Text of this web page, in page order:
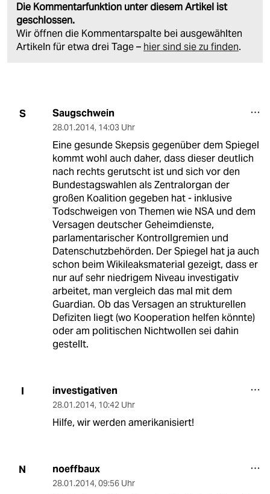
Die Kommentarfunktion unter diesem Artikel ist
geschlossen.
Wir öffnen die Kommentarspalte bei ausgewählten
Artikeln für etwa drei Tage – hier sind sie zu finden.
S Saugschwein
28.01.2014, 14:03 Uhr
Eine gesunde Skepsis gegenüber dem Spiegel
kommt wohl auch daher, dass dieser deutlich
nach rechts gerutscht ist und sich vor den
Bundestagswahlen als Zentralorgan der
großen Koalition gegeben hat - inklusive
Todschweigen von Themen wie NSA und dem
Versagen deutscher Geheimdienste,
parlamentarischer Kontrollgremien und
Datenschutzbehörden. Der Spiegel hat ja auch
schon beim Wikileaksmaterial gezeigt, dass er
nur auf sehr niedrigem Niveau investigativ
arbeitet, man vergleich das mal mit dem
Guardian. Ob das Versagen an strukturellen
Defiziten liegt (wo Kooperation helfen könnte)
oder am politischen Nichtwollen sei dahin
gestellt.
I investigativen
28.01.2014, 10:42 Uhr
Hilfe, wir werden amerikanisiert!
N noeffbaux
28.01.2014, 09:56 Uhr